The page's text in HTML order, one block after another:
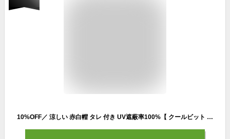
10%OFF／ 涼しい 赤白帽 タレ 付き UV遮蔽率100%【 クールビット 赤白帽子 あごゴム付 】本格的な紫外線対策 と 熱中症対策 の両方できる 紅白帽子 UVカット と 冷える 日よけ 付き 体育帽子 帽子 キッズ 子ども 体育 運動会 春夏 入学準備 通学 暑さ対策